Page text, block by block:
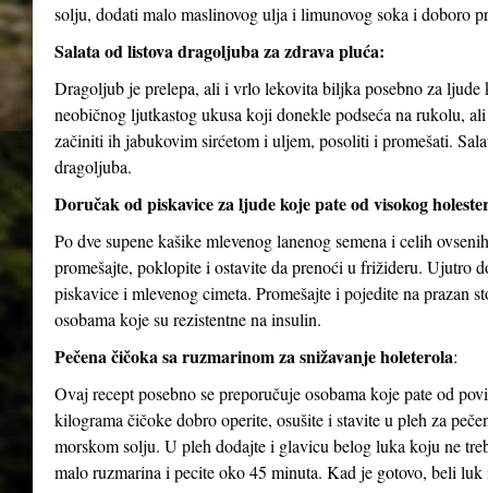
solju, dodati malo maslinovog ulja i limunovog soka i doboro
Salata od listova dragoljuba za zdrava pluća:
Dragoljub je prelepa, ali i vrlo lekovita biljka posebno za
neobičnog ljutkastog ukusa koji donekle podseća na rukolu,
začiniti ih jabukovim sirćetom i uljem, posoliti i promešati.
dragoljuba.
Doručak od piskavice za ljude koje pate od visokog
Po dve supene kašike mlevenog lanenog semena i celih
promešajte, poklopite i ostavite da prenoći u frižideru. Ujutro
piskavice i mlevenog cimeta. Promešajte i pojedite na prazan
osobama koje su rezistentne na insulin.
Pečena čičoka sa ruzmarinom za snižavanje holeterola:
Ovaj recept posebno se preporučuje osobama koje pate od
kilograma čičoke dobro operite, osušite i stavite u pleh za
morskom solju. U pleh dodajte i glavicu belog luka koju ne
malo ruzmarina i pecite oko 45 minuta. Kad je gotovo, beli